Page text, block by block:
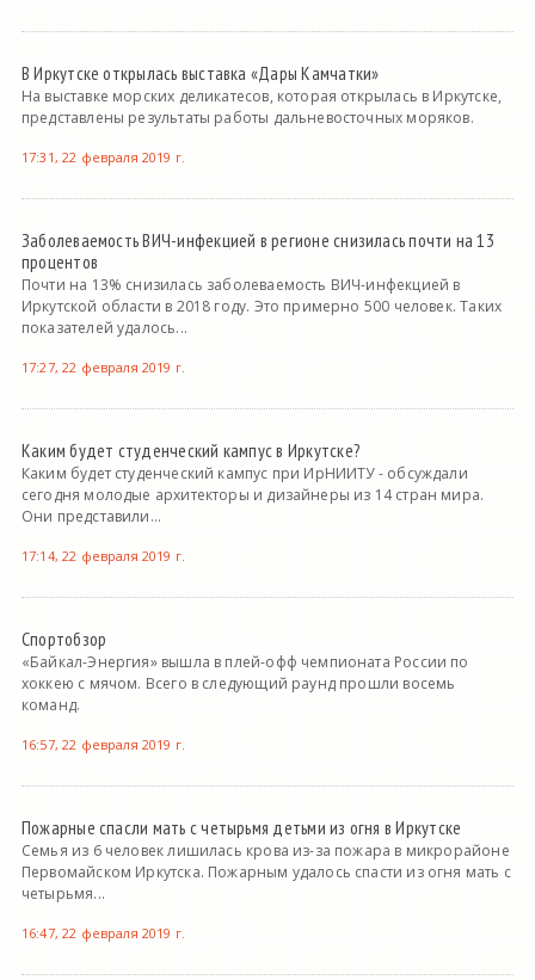
В Иркутске открылась выставка «Дары Камчатки»
На выставке морских деликатесов, которая открылась в Иркутске,
представлены результаты работы дальневосточных моряков.
17:31, 22 февраля 2019 г.
Заболеваемость ВИЧ-инфекцией в регионе снизилась почти на 13
процентов
Почти на 13% снизилась заболеваемость ВИЧ-инфекцией в
Иркутской области в 2018 году. Это примерно 500 человек. Таких
показателей удалось...
17:27, 22 февраля 2019 г.
Каким будет студенческий кампус в Иркутске?
Каким будет студенческий кампус при ИрНИИТУ - обсуждали
сегодня молодые архитекторы и дизайнеры из 14 стран мира.
Они представили...
17:14, 22 февраля 2019 г.
Спортобзор
«Байкал-Энергия» вышла в плей-офф чемпионата России по
хоккею с мячом. Всего в следующий раунд прошли восемь
команд.
16:57, 22 февраля 2019 г.
Пожарные спасли мать с четырьмя детьми из огня в Иркутске
Семья из 6 человек лишилась крова из-за пожара в микрорайоне
Первомайском Иркутска. Пожарным удалось спасти из огня мать с
четырьмя...
16:47, 22 февраля 2019 г.